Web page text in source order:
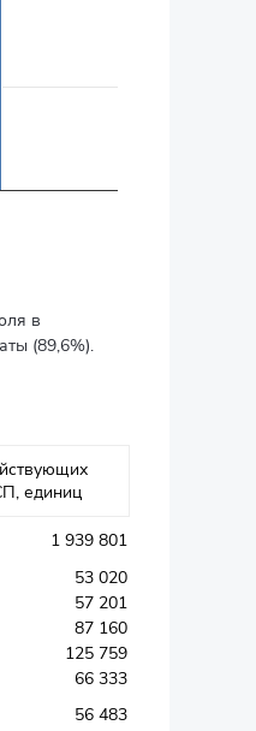
в
(89,6%).
единиц
1 939 801
53 020
57 201
87 160
125 759
66 333
56 483